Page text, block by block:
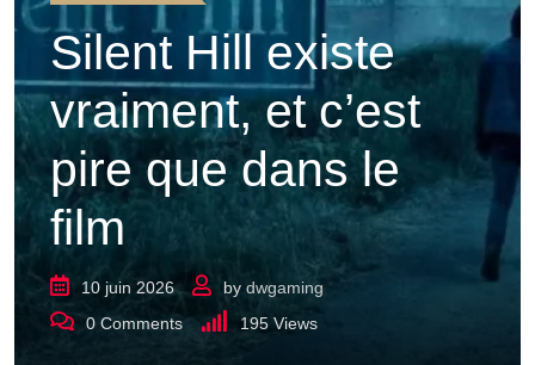
Silent Hill existe
vraiment, et c’est
pire que dans le
film
10 juin 2026 by dwgaming
0 Comments 195 Views